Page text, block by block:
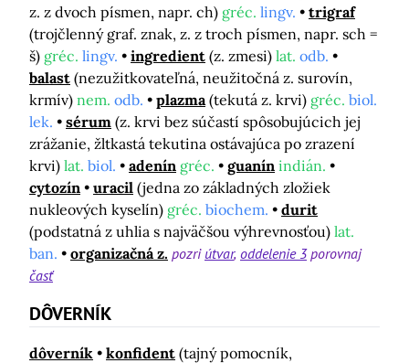
z. z dvoch písmen, napr. ch) gréc. lingv.
trigraf
(trojčlenný graf. znak, z. z troch písmen, napr. sch =
š) gréc. lingv. ingredient (z. zmesi) lat. odb.
balast (nezužitkovateľná, neužitočná z. surovín,
krmív) nem. odb. plazma (tekutá z. krvi) gréc. biol.
lek.
sérum (z. krvi bez súčastí spôsobujúcich jej
zrážanie, žltkastá tekutina ostávajúca po zrazení
krvi) lat. biol. adenín gréc. guanín indián.
cytozín
uracil (jedna zo základných zložiek
nukleových kyselín) gréc. biochem.
durit
(podstatná z uhlia s najväčšou výhrevnosťou) lat.
ban.
organizačná z. pozri útvar oddelenie 3 porovnaj
časť
DÔVERNÍK
dôverník konfident (tajný pomocník,